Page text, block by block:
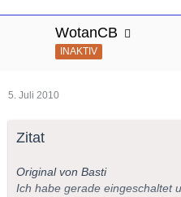
WotanCB
INAKTIV
5. Juli 2010
Zitat
Original von Basti
Ich habe gerade eingeschaltet